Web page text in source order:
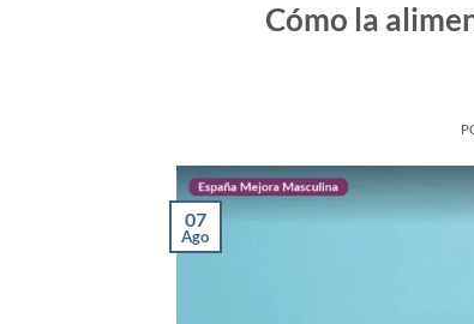
Cómo la
07
Ago